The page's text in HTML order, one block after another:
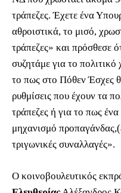
τράπεζες. Έχετε ένα
αθροιστικά, το μισό,
τράπεζες» και πρόσθεσε
συζητάμε για το
το πως στο Πόθεν Έσχες
ρυθμίσεις που έχουν τα
τράπεζες ή για το πως
μηχανισμό
τριγωνικές συναλλαγές».
Ο κοινοβουλευτικός